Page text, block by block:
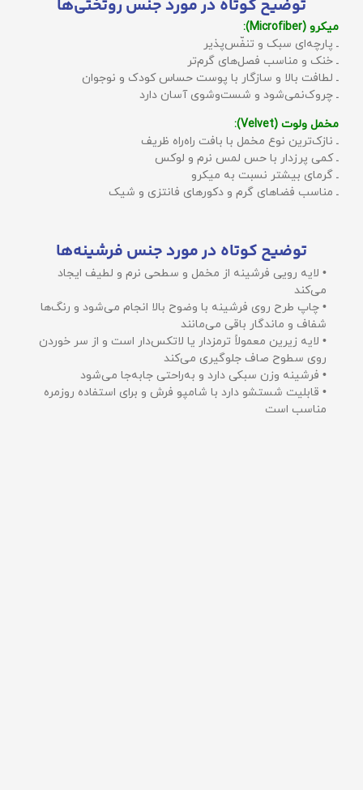
توضیح کوتاه در مورد جنس روتختی‌ها
میکرو (Microfiber):
ـ پارچه‌ای سبک و تنفّس‌پذیر
ـ خنک و مناسب فصل‌های گرم‌تر
ـ لطافت بالا و سازگار با پوست حساس کودک و نوجوان
ـ چروک‌نمی‌شود و شست‌وشوی آسان دارد
مخمل ولوت (Velvet):
ـ نازک‌ترین نوع مخمل با بافت راه‌راه ظریف
ـ کمی پرزدار با حس لمس نرم و لوکس
ـ گرمای بیشتر نسبت به میکرو
ـ مناسب فضاهای گرم و دکورهای فانتزی و شیک
توضیح کوتاه در مورد جنس فرشینه‌ها
• لایه رویی فرشینه از مخمل و سطحی نرم و لطیف ایجاد
می‌کند
• چاپ طرح روی فرشینه با وضوح بالا انجام می‌شود و رنگ‌ها
شفاف و ماندگار باقی می‌مانند
• لایه زیرین معمولاً ترمزدار یا لاتکس‌دار است و از سر خوردن
روی سطوح صاف جلوگیری می‌کند
• فرشینه وزن سبکی دارد و به‌راحتی جابه‌جا می‌شود
• قابلیت شستشو دارد با شامپو فرش و برای استفاده روزمره
مناسب است